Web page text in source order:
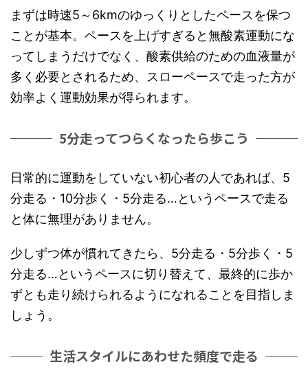
まずは時速5～6kmのゆっくりとしたペースを保つ
ことが基本。ペースを上げすぎると無酸素運動にな
ってしまうだけでなく、酸素供給のための血液量が
多く必要とされるため、スローペースで走った方が
効率よく運動効果が得られます。
5分走ってつらくなったら歩こう
日常的に運動をしていない初心者の人であれば、5
分走る・10分歩く・5分走る…というペースで走る
と体に無理がありません。
少しずつ体が慣れてきたら、5分走る・5分歩く・5
分走る…というペースに切り替えて、最終的に歩か
ずとも走り続けられるようになれることを目指しま
しょう。
生活スタイルにあわせた頻度で走る